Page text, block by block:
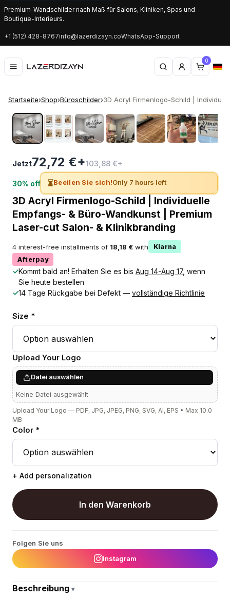
Premium-Wandschilder nach Maß für Salons, Kliniken, Spas und
Boutique-Interieurs.
+1 (512) 428-8767info@lazerdizayn.coWhatsApp-Support
0
Startseite›Shop›Büroschilder›3D Acryl Firmenlogo-Schild |
‹ ›
Jetzt72,72 €+103,88 €+
30% off ⏳Beeilen Sie sich!Only 7 hours left
3D Acryl Firmenlogo-Schild | Individuelle
Empfangs- & Büro-Wandkunst | Premium
Laser-cut Salon- & Klinikbranding
4 interest-free installments of 18,18 € with
Klarna
Afterpay
✓Kommt bald an! Erhalten Sie es bis Aug 14-Aug 17, wenn
Sie heute bestellen
✓14 Tage Rückgabe bei Defekt — vollständige Richtlinie
Size *
Upload Your Logo
Datei auswählen
Keine Datei ausgewählt
Upload Your Logo — PDF, JPG, JPEG, PNG, SVG, AI, EPS • Max 10.0
MB
Color *
+ Add personalization
In den Warenkorb
Folgen Sie uns
Instagram
Beschreibung ▾